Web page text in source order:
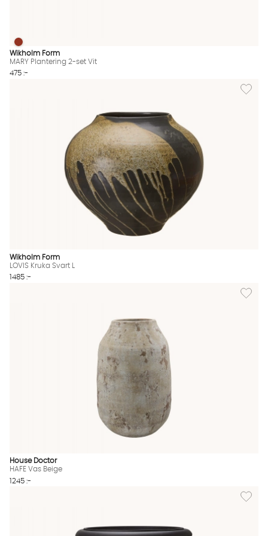
MARY Plantering 2-set Vit Finns även i dessa färger:
MARY Plantering 2-set Vit
Wikholm Form
MARY Plantering 2-set Vit
475 :-
Lägg
Wikholm Form
LOVIS Kruka Svart L
1485 :-
Lägg
House Doctor
HAFE Vas Beige
1245 :-
Lägg till